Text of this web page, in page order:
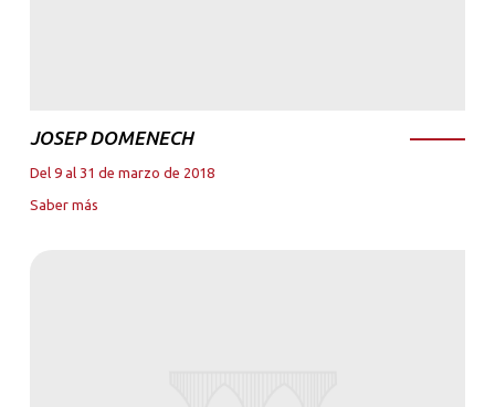
JOSEP DOMENECH
Del 9 al 31 de marzo de 2018
Saber más